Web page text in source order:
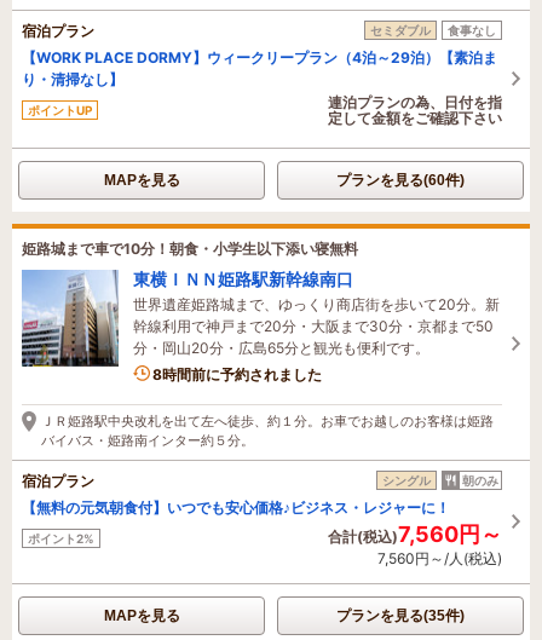
宿泊プラン セミダブル 食事なし
【WORK PLACE DORMY】ウィークリープラン（4泊～29泊）【素泊ま
り・清掃なし】
ポイントUP
連泊プランの為、日付を指
定して金額をご確認下さい
MAPを見る プランを見る(60件)
姫路城まで車で10分！朝食・小学生以下添い寝無料
東横ＩＮＮ姫路駅新幹線南口
世界遺産姫路城まで、ゆっくり商店街を歩いて20分。新
幹線利用で神戸まで20分・大阪まで30分・京都まで50
分・岡山20分・広島65分と観光も便利です。
8時間前に予約されました
ＪＲ姫路駅中央改札を出て左へ徒歩、約１分。お車でお越しのお客様は姫路
バイバス・姫路南インター約５分。
宿泊プラン シングル 朝のみ
【無料の元気朝食付】いつでも安心価格♪ビジネス・レジャーに！
ポイント2% 合計(税込)7,560円～
7,560円～/人(税込)
MAPを見る プランを見る(35件)